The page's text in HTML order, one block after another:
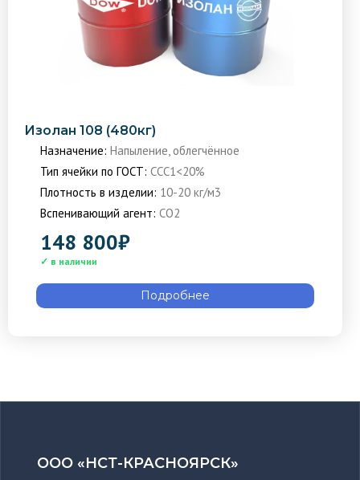
Изолан 108 (480кг)
Назначение: Напыление, облегчённое
Тип ячейки по ГОСТ: ССС1<20%
Плотность в изделии: 10-20 кг/м3
Вспенивающий агент: CO2
148 800₽
Подробнее
ООО «НСТ-КРАСНОЯРСК»